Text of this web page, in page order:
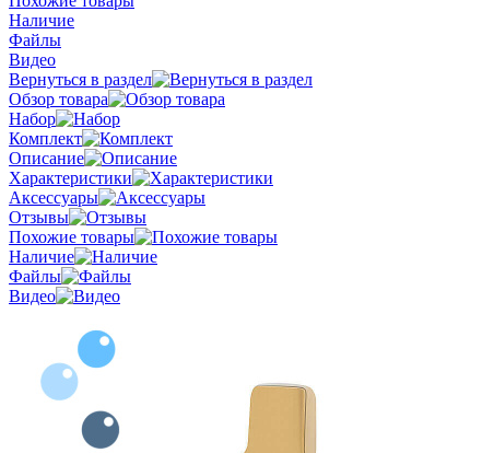
Наличие
Файлы
Видео
Вернуться в раздел
Обзор товара
Набор
Комплект
Описание
Характеристики
Аксессуары
Отзывы
Похожие товары
Наличие
Файлы
Видео